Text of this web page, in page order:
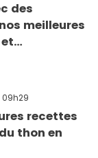
des
meilleures
09h29
recettes
thon en